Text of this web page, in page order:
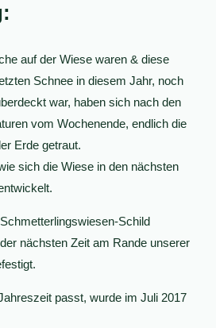
auf der Wiese waren & diese
Schnee in diesem Jahr, noch
war, haben sich nach den
vom Wochenende, endlich die
Erde getraut.
sich die Wiese in den nächsten
Schild
nächsten Zeit am Rande unserer
passt, wurde im Juli 2017